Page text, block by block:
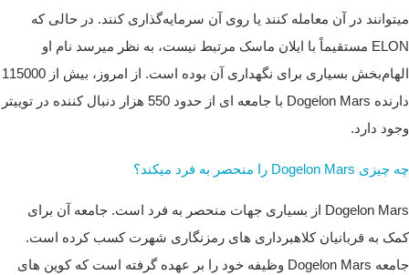
میتوانند در آن معامله کنند یا روی آن سرمایه‌گذاری کنند. در حالی که
ELON مستقیماً با ایلان ماسک مرتبط نیست، به نظر میرسد نام او
الهام‌بخش بسیاری برای نگهداری آن بوده است. از امروز، بیش از 115000
دارنده Dogelon Mars با جامعه ای از حدود 550 هزار دنبال کننده در توییتر
وجود دارد.
چه چیزی Dogelon Mars را منحصر به فرد میکند؟
Dogelon Mars از بسیاری جهات منحصر به فرد است. جامعه آن برای
کمک به قربانیان کلاهبرداری های رمزنگاری شهرت کسب کرده است.
جامعه Dogelon Mars وظیفه خود را بر عهده گرفته است که کوین های